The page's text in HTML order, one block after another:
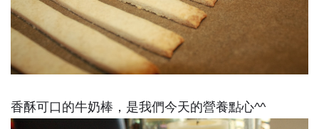
香酥可口的牛奶棒，是我們今天的營養點心^^